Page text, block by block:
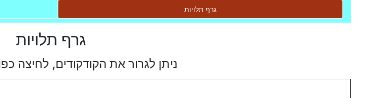
גרף תלויות
גרף תלויות
ניתן לגרור את הקודקודים, לחיצה